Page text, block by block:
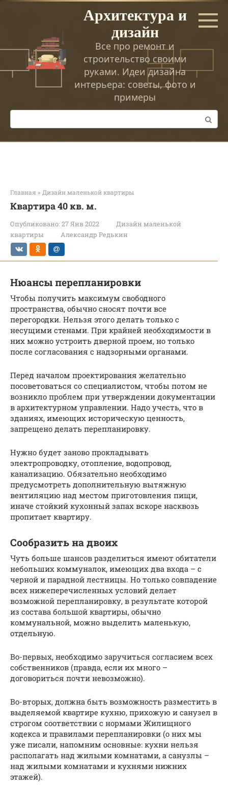
Перейти
Архитектура и
дизайн
Все про ремонт и
строительство своими
руками. Идеи дизайна
интерьера: советы, фото и
примеры
Поиск:
Главная » Дизайн маленькой квартиры
Квартира 40 кв. м.
Опубликовано: 27 Янв 2022
Дизайн маленькой
квартиры
Александр Редькин
Нюансы перепланировки
Чтобы получить максимум свободного
пространства, обычно сносят почти все
перегородки. Нельзя этого делать только с
несущими стенами. При крайней необходимости в
них можно устроить дверной проем, но только
после согласования с надзорными органами.
Перед началом проектирования желательно
посоветоваться со специалистом, чтобы потом не
возникло проблем при утверждении документации
в архитектурном управлении. Надо учесть, что в
зданиях, имеющих историческую ценность,
запрещено делать перепланировку.
Нужно будет заново прокладывать
электропроводку, отопление, водопровод,
канализацию. Обязательно необходимо
предусмотреть дополнительную вытяжную
вентиляцию над местом приготовления пищи,
иначе стойкий кухонный запах вскоре насквозь
пропитает квартиру.
Сообразить на двоих
Чуть больше шансов разделиться имеют обитатели
небольших коммуналок, имеющих два входа – с
черной и парадной лестницы. Но только совпадение
всех нижеперечисленных условий делает
возможной перепланировку, в результате которой
из состава большой квартиры, обычно
коммунальной, можно выделить маленькую,
отдельную.
Во-первых, необходимо заручиться согласием всех
собственников (правда, если их много –
договориться почти невозможно).
Во-вторых, должна быть возможность разместить в
выделяемой квартире кухню, прихожую и санузел в
строгом соответствии с нормами Жилищного
кодекса и правилами перепланировки (о них мы
уже писали, напомним основные: кухни нельзя
располагать над жилыми комнатами, а санузлы –
над жилыми комнатами и кухнями нижних
этажей).